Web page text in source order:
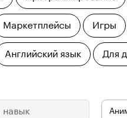
Маркетплейсы Игры
Английский язык Для